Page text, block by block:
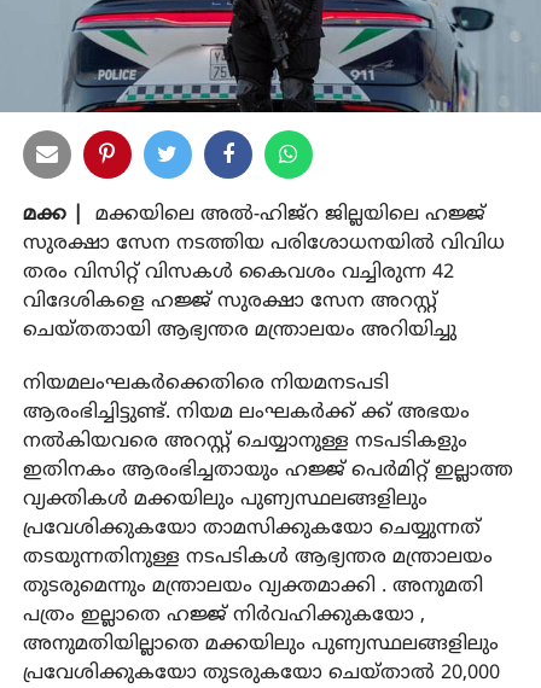
മക്ക |
മക്കയിലെ അല്‍-ഹിജ്റ ജില്ലയിലെ ഹജ്ജ്
സുരക്ഷാ സേന നടത്തിയ പരിശോധനയില്‍ വിവിധ
തരം വിസിറ്റ് വിസകള്‍ കൈവശം വച്ചിരുന്ന 42
വിദേശികളെ ഹജ്ജ് സുരക്ഷാ സേന അറസ്റ്റ്
ചെയ്തതായി ആഭ്യന്തര മന്ത്രാലയം അറിയിച്ചു
നിയമലംഘകര്‍ക്കെതിരെ നിയമനടപടി
ആരംഭിച്ചിട്ടുണ്ട്. നിയമ ലംഘകര്‍ക്ക് ക്ക് അഭയം
നല്‍കിയവരെ അറസ്റ്റ് ചെയ്യാനുള്ള നടപടികളും
ഇതിനകം ആരംഭിച്ചതായും ഹജ്ജ് പെര്‍മിറ്റ് ഇല്ലാത്ത
വ്യക്തികള്‍ മക്കയിലും പുണ്യസ്ഥലങ്ങളിലും
പ്രവേശിക്കുകയോ താമസിക്കുകയോ ചെയ്യുന്നത്
തടയുന്നതിനുള്ള നടപടികള്‍ ആഭ്യന്തര മന്ത്രാലയം
തുടരുമെന്നും മന്ത്രാലയം വ്യക്തമാക്കി . അനുമതി
പത്രം ഇല്ലാതെ ഹജ്ജ് നിര്‍വഹിക്കുകയോ ,
അനുമതിയില്ലാതെ മക്കയിലും പുണ്യസ്ഥലങ്ങളിലും
പ്രവേശിക്കുകയോ തുടരുകയോ ചെയ്താല്‍ 20,000